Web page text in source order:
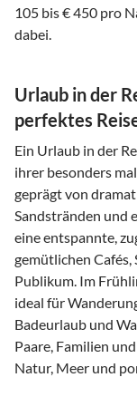
105 bis € 450 pro
dabei.
Urlaub in der
perfektes
Ein Urlaub in der
ihrer besonders
geprägt von
Sandstränden und
eine entspannte,
gemütlichen
Publikum. Im
ideal für
Badeurlaub und
Paare, Familien
Natur, Meer und